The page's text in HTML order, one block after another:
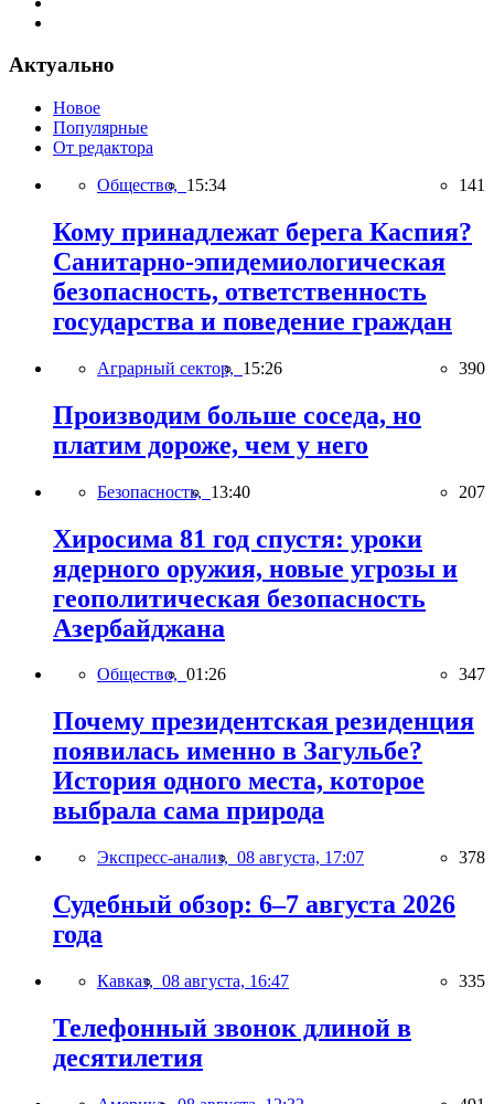
Актуально
Новое
Популярные
От редактора
Общество, 15:34 141
Кому принадлежат берега Каспия?
Санитарно-эпидемиологическая
безопасность, ответственность
государства и поведение граждан
Аграрный сектор, 15:26 390
Производим больше соседа, но
платим дороже, чем у него
Безопасность, 13:40 207
Хиросима 81 год спустя: уроки
ядерного оружия, новые угрозы и
геополитическая безопасность
Азербайджана
Общество, 01:26 347
Почему президентская резиденция
появилась именно в Загульбе?
История одного места, которое
выбрала сама природа
Экспресс-анализ, 08 августа, 17:07 378
Судебный обзор: 6–7 августа 2026
года
Кавказ, 08 августа, 16:47 335
Телефонный звонок длиной в
десятилетия